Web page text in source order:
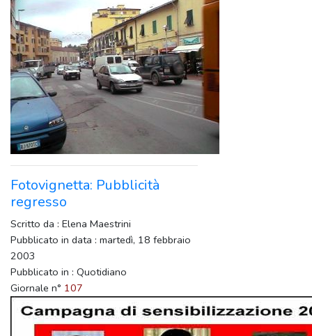
Fotovignetta: Pubblicità
regresso
Scritto da : Elena Maestrini
Pubblicato in data : martedì, 18 febbraio
2003
Pubblicato in : Quotidiano
Giornale n° 107